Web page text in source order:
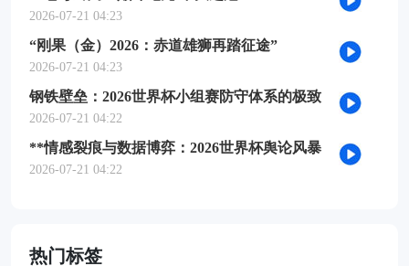
2026-07-21 04:23
“刚果（金）2026：赤道雄狮再踏征途”
2026-07-21 04:23
钢铁壁垒：2026世界杯小组赛防守体系的极致
博弈
2026-07-21 04:22
**情感裂痕与数据博弈：2026世界杯舆论风暴
的多维解构**
2026-07-21 04:22
热门标签